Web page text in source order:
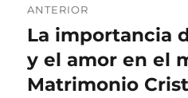
de
entradas
ANTERIOR
Entrada
anterior:
La importancia
y el amor en el
Matrimonio